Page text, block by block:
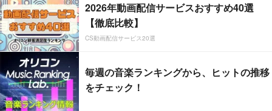
2026年動画配信サービスおすすめ40選
【徹底比較】
CS動画配信サービス20選
毎週の音楽ランキングから、ヒットの推移
をチェック！